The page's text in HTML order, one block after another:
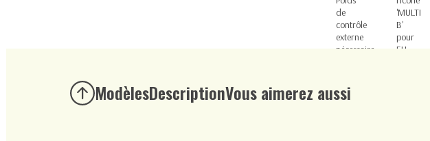
ModèlesDescriptionVous aimerez aussi